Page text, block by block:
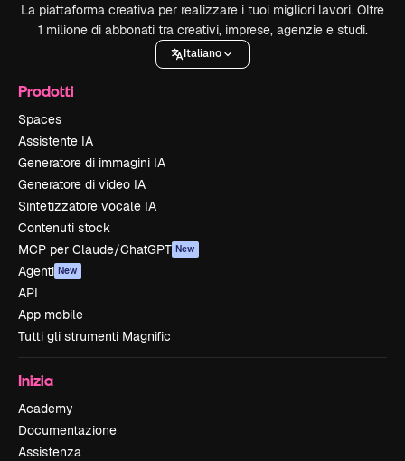
La piattaforma creativa per realizzare i tuoi migliori lavori. Oltre
1 milione di abbonati tra creativi, imprese, agenzie e studi.
Italiano
Prodotti
Spaces
Assistente IA
Generatore di immagini IA
Generatore di video IA
Sintetizzatore vocale IA
Contenuti stock
MCP per Claude/ChatGPT New
Agenti New
API
App mobile
Tutti gli strumenti Magnific
Inizia
Academy
Documentazione
Assistenza